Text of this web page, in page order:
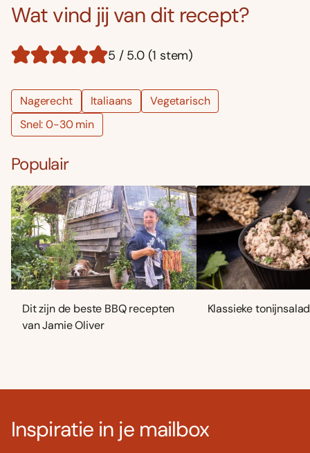
Wat vind jij van dit recept?
5 / 5.0 (1 stem)
Nagerecht Italiaans
Vegetarisch
Snel: 0-30 min
Populair
Dit zijn de beste BBQ recepten
van Jamie Oliver
Klassieke
Inspiratie in je mailbox